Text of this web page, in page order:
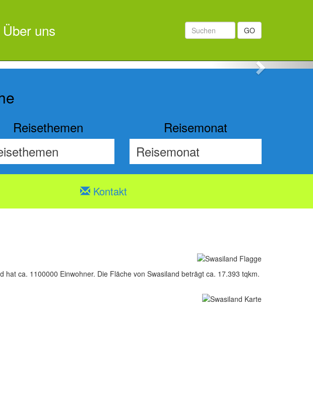
Next
GO
Über uns
Reisethemen Reisemonat
Kontakt
ca. 1100000 Einwohner. Die Fläche von Swasiland beträgt ca. 17.393 tqkm.